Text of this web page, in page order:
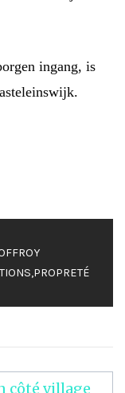
ingang, is
,PROPRETÉ
côté village